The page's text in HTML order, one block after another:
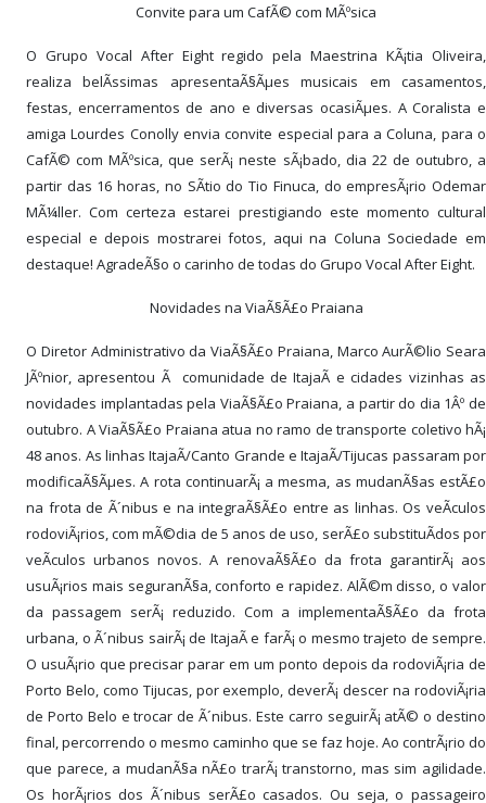
Convite para um CafÃ© com MÃºsica
O Grupo Vocal After Eight regido pela Maestrina KÃ¡tia Oliveira,
realiza belÃ­ssimas apresentaÃ§Ãµes musicais em casamentos,
festas, encerramentos de ano e diversas ocasiÃµes. A Coralista e
amiga Lourdes Conolly envia convite especial para a Coluna, para o
CafÃ© com MÃºsica, que serÃ¡ neste sÃ¡bado, dia 22 de outubro, a
partir das 16 horas, no SÃ­tio do Tio Finuca, do empresÃ¡rio Odemar
MÃ¼ller. Com certeza estarei prestigiando este momento cultural
especial e depois mostrarei fotos, aqui na Coluna Sociedade em
destaque! AgradeÃ§o o carinho de todas do Grupo Vocal After Eight.
Novidades na ViaÃ§Ã£o Praiana
O Diretor Administrativo da ViaÃ§Ã£o Praiana, Marco AurÃ©lio Seara
JÃºnior, apresentou Ã comunidade de ItajaÃ­ e cidades vizinhas as
novidades implantadas pela ViaÃ§Ã£o Praiana, a partir do dia 1Âº de
outubro. A ViaÃ§Ã£o Praiana atua no ramo de transporte coletivo hÃ¡
48 anos. As linhas ItajaÃ­/Canto Grande e ItajaÃ­/Tijucas passaram por
modificaÃ§Ãµes. A rota continuarÃ¡ a mesma, as mudanÃ§as estÃ£o
na frota de Ã´nibus e na integraÃ§Ã£o entre as linhas. Os veÃ­culos
rodoviÃ¡rios, com mÃ©dia de 5 anos de uso, serÃ£o substituÃ­dos por
veÃ­culos urbanos novos. A renovaÃ§Ã£o da frota garantirÃ¡ aos
usuÃ¡rios mais seguranÃ§a, conforto e rapidez. AlÃ©m disso, o valor
da passagem serÃ¡ reduzido. Com a implementaÃ§Ã£o da frota
urbana, o Ã´nibus sairÃ¡ de ItajaÃ­ e farÃ¡ o mesmo trajeto de sempre.
O usuÃ¡rio que precisar parar em um ponto depois da rodoviÃ¡ria de
Porto Belo, como Tijucas, por exemplo, deverÃ¡ descer na rodoviÃ¡ria
de Porto Belo e trocar de Ã´nibus. Este carro seguirÃ¡ atÃ© o destino
final, percorrendo o mesmo caminho que se faz hoje. Ao contrÃ¡rio do
que parece, a mudanÃ§a nÃ£o trarÃ¡ transtorno, mas sim agilidade.
Os horÃ¡rios dos Ã´nibus serÃ£o casados. Ou seja, o passageiro